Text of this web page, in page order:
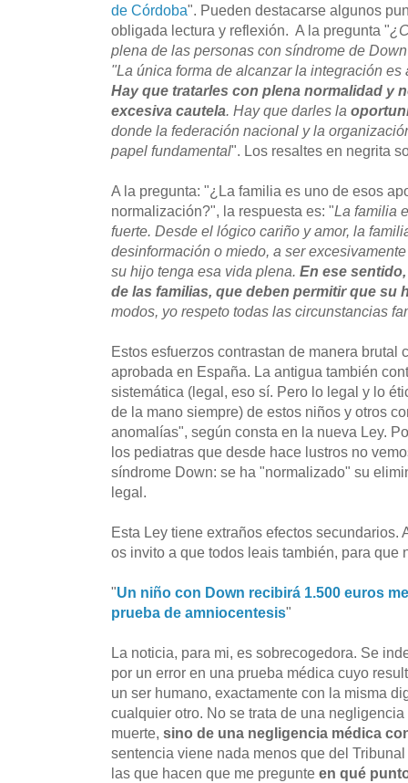
de Córdoba". Pueden destacarse algunos
obligada lectura y reflexión. A la pregunta "
plena de las personas con síndrome de
"La única forma de alcanzar la integración
Hay que tratarles con plena normalidad y
excesiva cautela. Hay que darles la
donde la federación nacional y la
papel fundamental". Los resaltes en negrita
A la pregunta: "¿La familia es uno de esos
normalización?", la respuesta es: "La familia
fuerte. Desde el lógico cariño y amor, la
desinformación o miedo, a ser
su hijo tenga esa vida plena. En ese
de las familias, que deben permitir que su
modos, yo respeto todas las circunstancias
Estos esfuerzos contrastan de manera brutal
aprobada en España. La antigua también
sistemática (legal, eso sí. Pero lo legal y lo
de la mano siempre) de estos niños y otros
anomalías", según consta en la nueva Ley.
los pediatras que desde hace lustros no
síndrome Down: se ha "normalizado" su
legal.
Esta Ley tiene extraños efectos secundarios.
os invito a que todos leais también, para que
"Un niño con Down recibirá 1.500 euros
prueba de amniocentesis"
La noticia, para mi, es sobrecogedora. Se
por un error en una prueba médica cuyo
un ser humano, exactamente con la misma
cualquier otro. No se trata de una
muerte, sino de una negligencia médica
sentencia viene nada menos que del
las que hacen que me pregunte en qué